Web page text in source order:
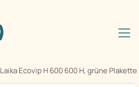
Laika Ecovip H 600 600 H, grüne Plakette